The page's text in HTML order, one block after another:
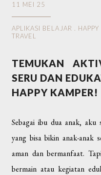
11 MEI 25
APLIKASI BELAJAR
TRAVEL
TEMUKAN
SERU DAN
HAPPY KAMPER!
Sebagai ibu dua anak, aku
yang bisa bikin anak-anak
aman dan bermanfaat.
bermain atau kegiatan